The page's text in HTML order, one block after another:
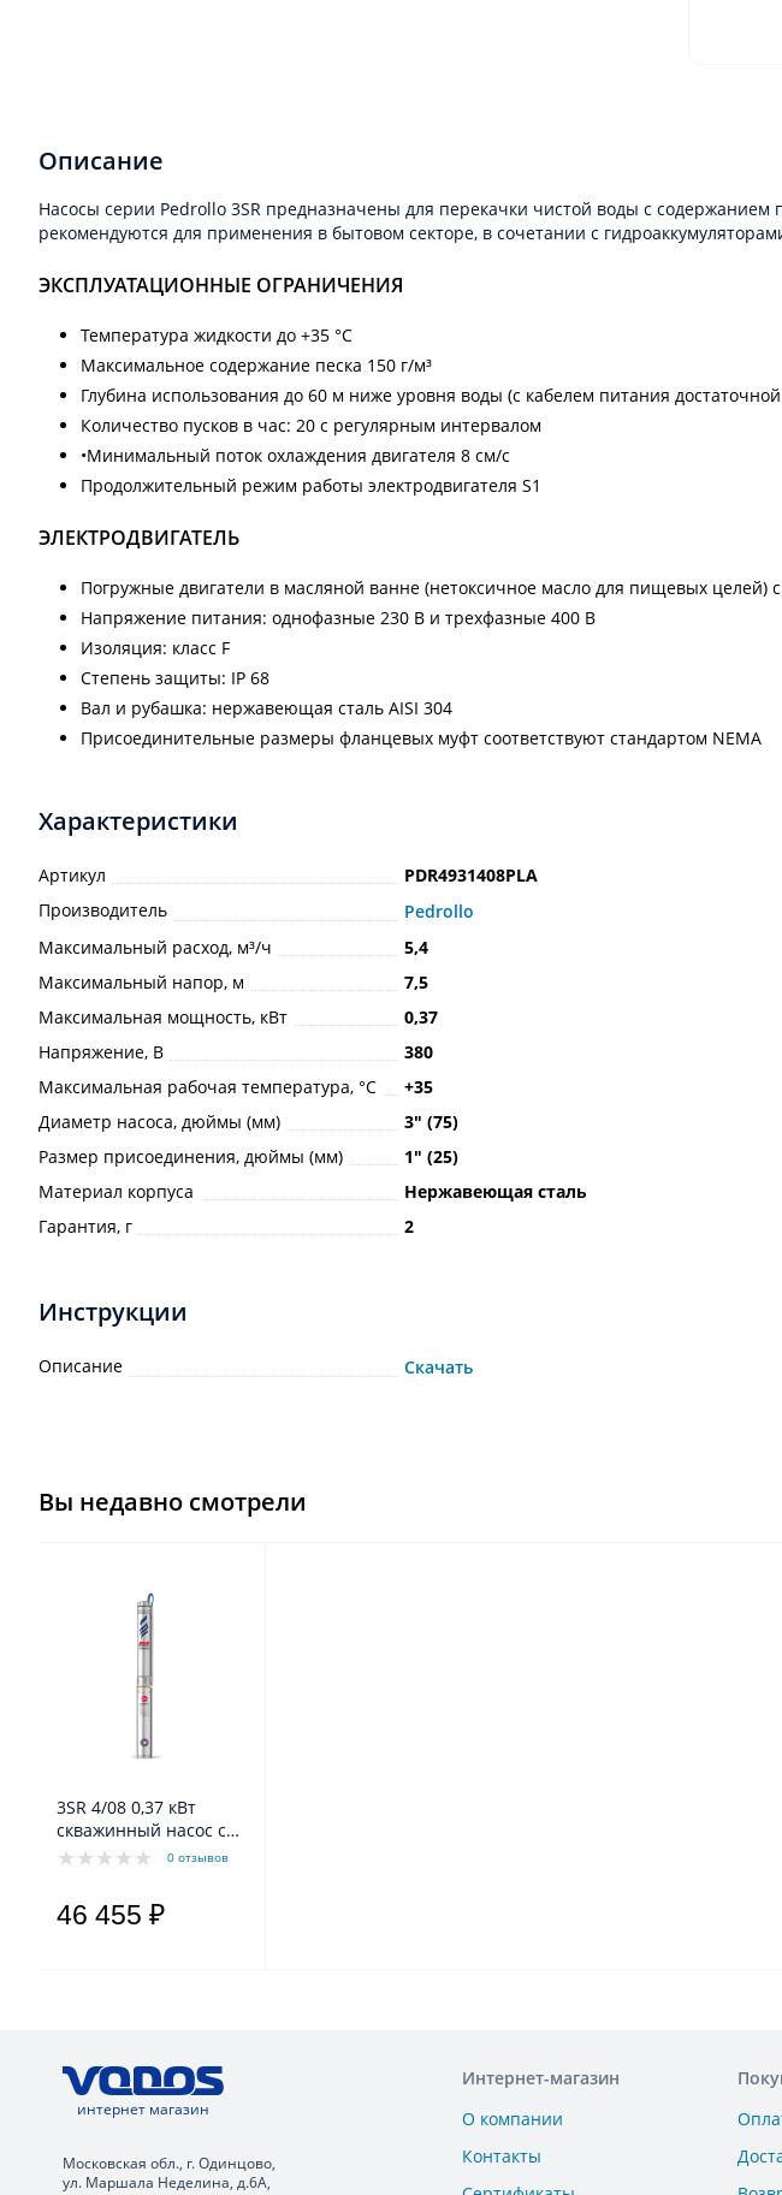
Описание
Насосы серии Pedrollo 3SR предназначены для перекачки чистой воды с
рекомендуются для применения в бытовом секторе, в сочетании с
ЭКСПЛУАТАЦИОННЫЕ ОГРАНИЧЕНИЯ
Температура жидкости до +35 °C
Максимальное содержание песка 150 г/м³
Глубина использования до 60 м ниже уровня воды (с кабелем питания
Количество пусков в час: 20 с регулярным интервалом
•Минимальный поток охлаждения двигателя 8 см/с
Продолжительный режим работы электродвигателя S1
ЭЛЕКТРОДВИГАТЕЛЬ
Погружные двигатели в масляной ванне (нетоксичное масло для пищевых целей)
Напряжение питания: однофазные 230 В и трехфазные 400 В
Изоляция: класс F
Степень защиты: IP 68
Вал и рубашка: нержавеющая сталь AISI 304
Присоединительные размеры фланцевых муфт соответствуют стандартом NEMA
Характеристики
Артикул
PDR4931408PLA
Производитель
Pedrollo
Максимальный расход, м³/ч
5,4
Максимальный напор, м
7,5
Максимальная мощность, кВт
0,37
Напряжение, В
380
Максимальная рабочая температура, °С
+35
Диаметр насоса, дюймы (мм)
3ʺ (75)
Размер присоединения, дюймы (мм)
1ʺ (25)
Материал корпуса
Нержавеющая сталь
Гарантия, г
2
Инструкции
Описание Скачать
Вы недавно смотрели
3SR 4/08 0,37 кВт
скважинный насос с
каб 1,5м
0 отзывов
46 455 ₽
интернет магазин
Московская обл., г. Одинцово,
ул. Маршала Неделина, д.6А,
Интернет-магазин
О компании
Контакты